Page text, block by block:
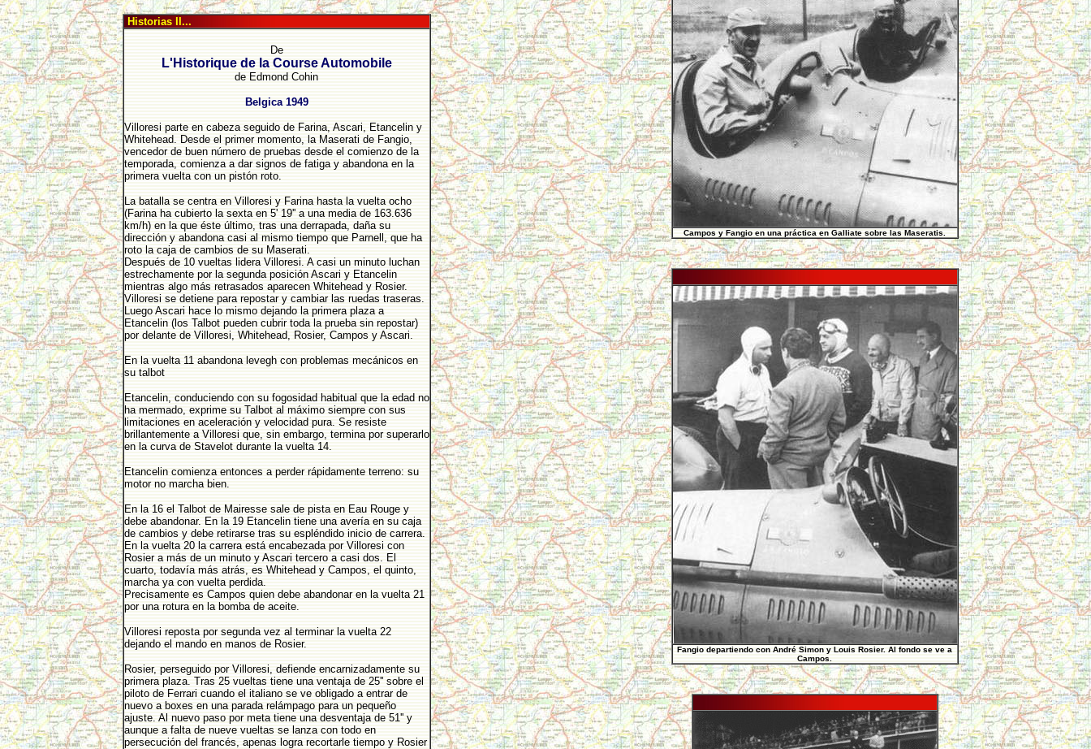
Historias II...
De
L'Historique de la Course Automobile
de Edmond Cohin
Belgica 1949
Villoresi parte en cabeza seguido de Farina, Ascari, Etancelin y
Whitehead. Desde el primer momento, la Maserati de Fangio,
vencedor de buen número de pruebas desde el comienzo de la
temporada, comienza a dar signos de fatiga y abandona en la
primera vuelta con un pistón roto.
La batalla se centra en Villoresi y Farina hasta la vuelta ocho
(Farina ha cubierto la sexta en 5' 19'' a una media de 163.636
km/h) en la que éste último, tras una derrapada, daña su
dirección y abandona casi al mismo tiempo que Parnell, que ha
roto la caja de cambios de su Maserati.
Después de 10 vueltas lidera Villoresi. A casi un minuto luchan
estrechamente por la segunda posición Ascari y Etancelin
mientras algo más retrasados aparecen Whitehead y Rosier.
Villoresi se detiene para repostar y cambiar las ruedas traseras.
Luego Ascari hace lo mismo dejando la primera plaza a
Etancelin (los Talbot pueden cubrir toda la prueba sin repostar)
por delante de Villoresi, Whitehead, Rosier, Campos y Ascari.
En la vuelta 11 abandona levegh con problemas mecánicos en
su talbot
Etancelin, conduciendo con su fogosidad habitual que la edad no
ha mermado, exprime su Talbot al máximo siempre con sus
limitaciones en aceleración y velocidad pura. Se resiste
brillantemente a Villoresi que, sin embargo, termina por superarlo
en la curva de Stavelot durante la vuelta 14.
Etancelin comienza entonces a perder rápidamente terreno: su
motor no marcha bien.
En la 16 el Talbot de Mairesse sale de pista en Eau Rouge y
debe abandonar. En la 19 Etancelin tiene una avería en su caja
de cambios y debe retirarse tras su espléndido inicio de carrera.
En la vuelta 20 la carrera está encabezada por Villoresi con
Rosier a más de un minuto y Ascari tercero a casi dos. El
cuarto, todavía más atrás, es Whitehead y Campos, el quinto,
marcha ya con vuelta perdida.
Precisamente es Campos quien debe abandonar en la vuelta 21
por una rotura en la bomba de aceite.
Villoresi reposta por segunda vez al terminar la vuelta 22
dejando el mando en manos de Rosier.
Rosier, perseguido por Villoresi, defiende encarnizadamente su
primera plaza. Tras 25 vueltas tiene una ventaja de 25'' sobre el
piloto de Ferrari cuando el italiano se ve obligado a entrar de
nuevo a boxes en una parada relámpago para un pequeño
ajuste. Al nuevo paso por meta tiene una desventaja de 51'' y
aunque a falta de nueve vueltas se lanza con todo en
persecución del francés, apenas logra recortarle tiempo y Rosier
Campos y Fangio en una práctica en Galliate sobre las Maseratis.
Fangio departiendo con André Simon y Louis Rosier. Al fondo se ve a
Campos.